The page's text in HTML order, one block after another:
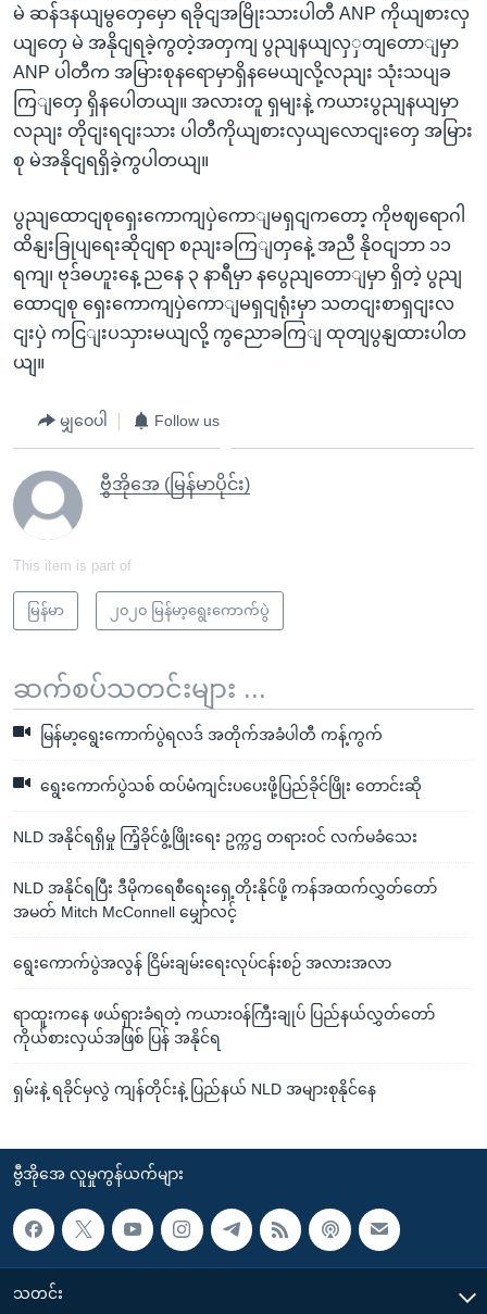
မဲ ဆန်ဒနယျမွတှေမှော ရခိုငျအမြိုးသားပါတီ ANP ကိုယျစားလှ
ယျတှေ မဲ အနိုငျရခဲ့ကွတဲ့အတှကျ ပွညျနယျလှှတျတောျမှာ
ANP ပါတီက အမြားစုနရောမှာရှိနမေယျလို့လညျး သုံးသပျခ
ကြျတှေ ရှိနပေါတယျ။ အလားတူ ရှမျးနဲ့ ကယားပွညျနယျမှာ
လညျး တိုငျးရငျးသား ပါတီကိုယျစားလှယျလောငျးတှေ အမြား
စု မဲအနိုငျရရှိခဲ့ကွပါတယျ။
ပွညျထောငျစုရှေးကောကျပှဲကောျမရှငျကတော့ ကိုဗဈရောဂါ
ထိနျးခြုပျရေးဆိုငျရာ စညျးခကြျတှနေဲ့ အညီ နိုဝငျဘာ ၁၁
ရကျ၊ ဗုဒ်ဓဟူးနေ့ ညနေ ၃ နာရီမှာ နပွေညျတောျမှာ ရှိတဲ့ ပွညျ
ထောငျစု ရှေးကောကျပှဲကောျမရှငျရုံးမှာ သတငျးစာရှငျးလ
ငျးပှဲ ကငြျးပသှားမယျလို့ ကွညောခကြျ ထုတျပွနျထားပါတ
ယျ။
မျှဝေပါ Follow us
ဗွီအိုအေ (မြန်မာပိုင်း)
This item is part of
မြန်မာ ၂၀၂၀ မြန်မာ့ရွေးကောက်ပွဲ
ဆက်စပ်သတင်းများ ...
မြန်မာ့ရွေးကောက်ပွဲရလဒ် အတိုက်အခံပါတီ ကန့်ကွက်
ရွေးကောက်ပွဲသစ် ထပ်မံကျင်းပပေးဖို့ပြည်ခိုင်ဖြိုး တောင်းဆို
NLD အနိုင်ရရှိမှု ကြံ့ခိုင်ဖွံ့ဖြိုးရေး ဥက္ကဌ တရားဝင် လက်မခံသေး
NLD အနိုင်ရပြီး ဒီမိုကရေစီရေးရှေ့တိုးနိုင်ဖို့ ကန်အထက်လွှတ်တော်
အမတ် Mitch McConnell မျှော်လင့်
ရွေးကောက်ပွဲအလွန် ငြိမ်းချမ်းရေးလုပ်ငန်းစဉ် အလားအလာ
ရာထူးကနေ ဖယ်ရှားခံရတဲ့ ကယားဝန်ကြီးချုပ် ပြည်နယ်လွှတ်တော်
ကိုယ်စားလှယ်အဖြစ် ပြန် အနိုင်ရ
ရှမ်းနဲ့ ရခိုင်မှလွဲ ကျန်တိုင်းနဲ့ ပြည်နယ် NLD အများစုနိုင်နေ
ဗွီအိုအေ လူမှုကွန်ယက်များ
သတင်း